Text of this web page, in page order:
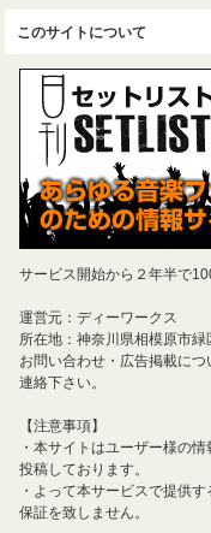
このサイトについて
サービス開始から２年半で
運営元：ディーワークス
所在地：神奈川県相模原市
お問い合わせ・広告掲載に
連絡下さい。
【注意事項】
・本サイトはユーザー様の
投稿しております。
・よって本サービスで提供
保証を致しません。